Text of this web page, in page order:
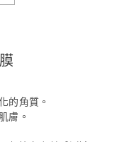
的角質。
膚。